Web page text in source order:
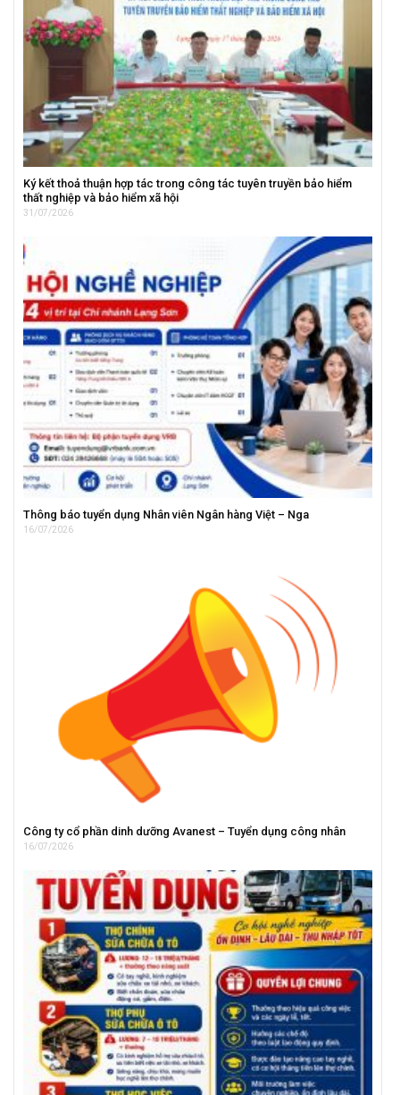
Ký kết thoả thuận hợp tác trong công tác tuyên truyền bảo hiểm
thất nghiệp và bảo hiểm xã hội
31/07/2026
Thông báo tuyển dụng Nhân viên Ngân hàng Việt – Nga
16/07/2026
Công ty cổ phần dinh dưỡng Avanest – Tuyển dụng công nhân
16/07/2026